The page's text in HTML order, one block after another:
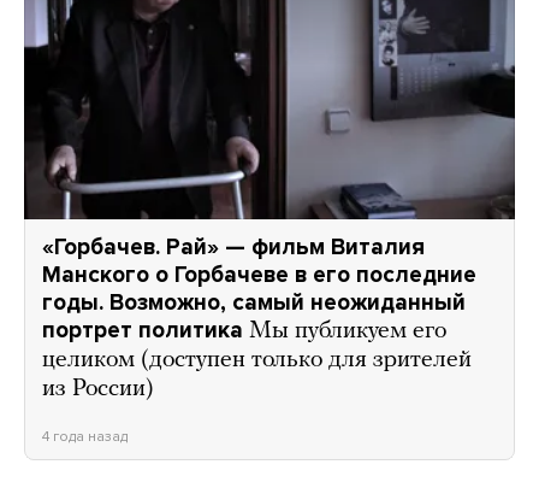
«Горбачев. Рай» — фильм Виталия
Манского о Горбачеве в его последние
годы. Возможно, самый неожиданный
портрет политика Мы публикуем его
целиком (доступен только для зрителей
из России)
4 года назад